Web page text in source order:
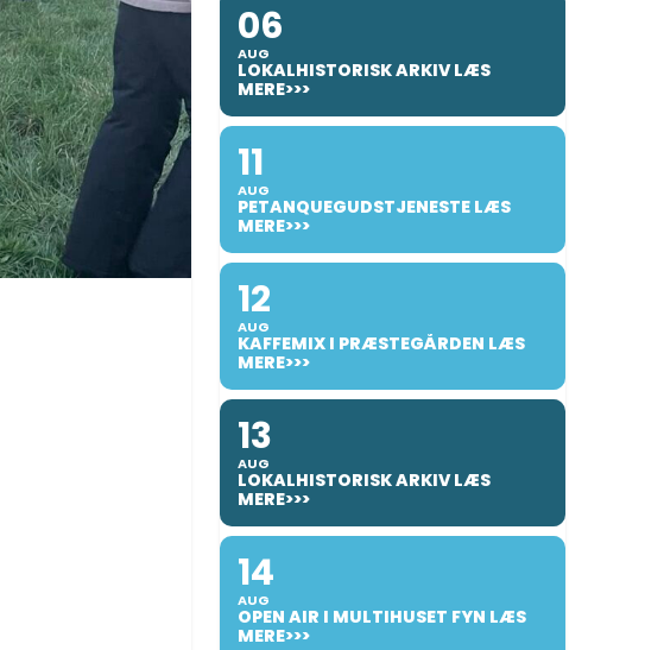
06
AUG
LOKALHISTORISK ARKIV LÆS
MERE>>>
11
AUG
PETANQUEGUDSTJENESTE LÆS
MERE>>>
12
AUG
KAFFEMIX I PRÆSTEGÅRDEN LÆS
MERE>>>
13
AUG
LOKALHISTORISK ARKIV LÆS
MERE>>>
14
AUG
OPEN AIR I MULTIHUSET FYN LÆS
MERE>>>